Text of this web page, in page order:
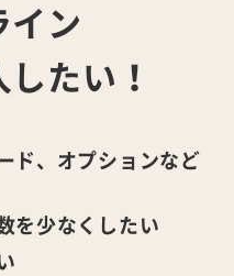
イン
したい！
ド、オプションなど
を少なくしたい